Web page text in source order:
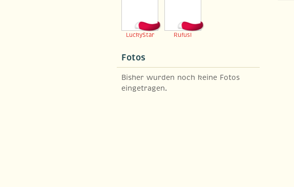
LuckyStar RufusI
Fotos
Bisher wurden noch keine Fotos
eingetragen.